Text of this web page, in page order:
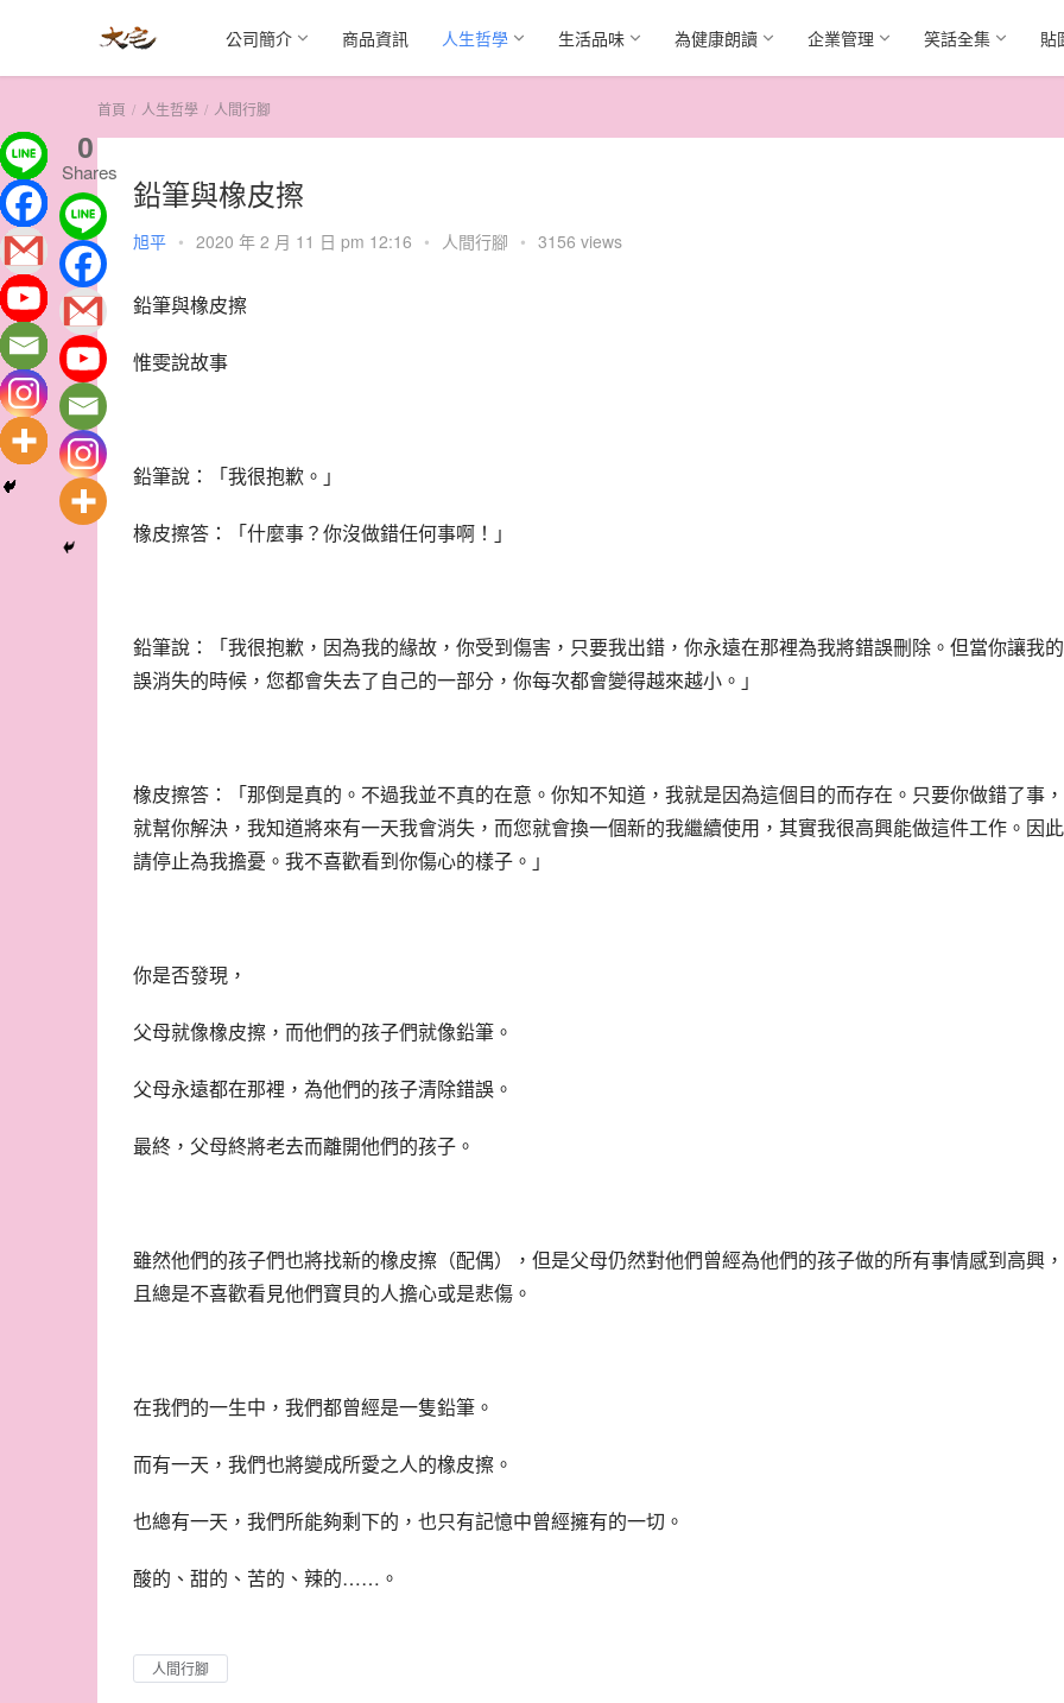
公司簡介 商品資訊 人生哲學 生活品味 為健康朗讀 企業管理 笑話全集 貼
首頁 人生哲學 人間行腳
鉛筆與橡皮擦
旭平 • 2020 年 2 月 11 日 pm 12:16 • 人間行腳 • 3156 views
鉛筆與橡皮擦
惟雯說故事
鉛筆說：「我很抱歉。」
橡皮擦答：「什麼事？你沒做錯任何事啊！」
鉛筆說：「我很抱歉，因為我的緣故，你受到傷害，只要我出錯，你永遠在那裡為我將錯誤刪除。但當你讓我
誤消失的時候，您都會失去了自己的一部分，你每次都會變得越來越小。」
橡皮擦答：「那倒是真的。不過我並不真的在意。你知不知道，我就是因為這個目的而存在。只要你做錯了事
就幫你解決，我知道將來有一天我會消失，而您就會換一個新的我繼續使用，其實我很高興能做這件工作。因
請停止為我擔憂。我不喜歡看到你傷心的樣子。」
你是否發現，
父母就像橡皮擦，而他們的孩子們就像鉛筆。
父母永遠都在那裡，為他們的孩子清除錯誤。
最終，父母終將老去而離開他們的孩子。
雖然他們的孩子們也將找新的橡皮擦（配偶），但是父母仍然對他們曾經為他們的孩子做的所有事情感到高興
且總是不喜歡看見他們寶貝的人擔心或是悲傷。
在我們的一生中，我們都曾經是一隻鉛筆。
而有一天，我們也將變成所愛之人的橡皮擦。
也總有一天，我們所能夠剩下的，也只有記憶中曾經擁有的一切。
酸的、甜的、苦的、辣的……。
人間行腳
0
Shares